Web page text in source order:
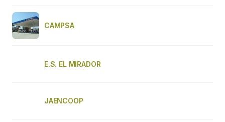
CAMPSA
E.S. EL MIRADOR
JAENCOOP